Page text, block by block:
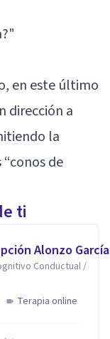
"
en este último
dirección a
la
de
ti
Alonzo García
Conductual /
Terapia online